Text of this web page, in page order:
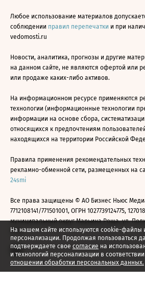
На нашем сайте используются cookie-файлы
персонализации. Продолжая пользоваться
подтверждаете свое согласие на
и технологий персонализации в
отношении обработки персональных данных.
Любое использование материалов
соблюдении правил перепечатки и при
vedomosti.ru
Новости, аналитика, прогнозы и другие
на данном сайте, не являются офертой или
или продаже каких-либо активов.
На информационном ресурсе применяются
технологии (информационные технологии
информации на основе сбора,
относящихся к предпочтениям
находящихся на территории Российской
Правила применения рекомендательных
рекламно-обменной сети, размещенных на
24smi
Все права защищены © АО Бизнес Ньюс
7712108141/771501001, ОГРН 1027739124775,
муниципальный округ Марьина Роща, ул.
2026